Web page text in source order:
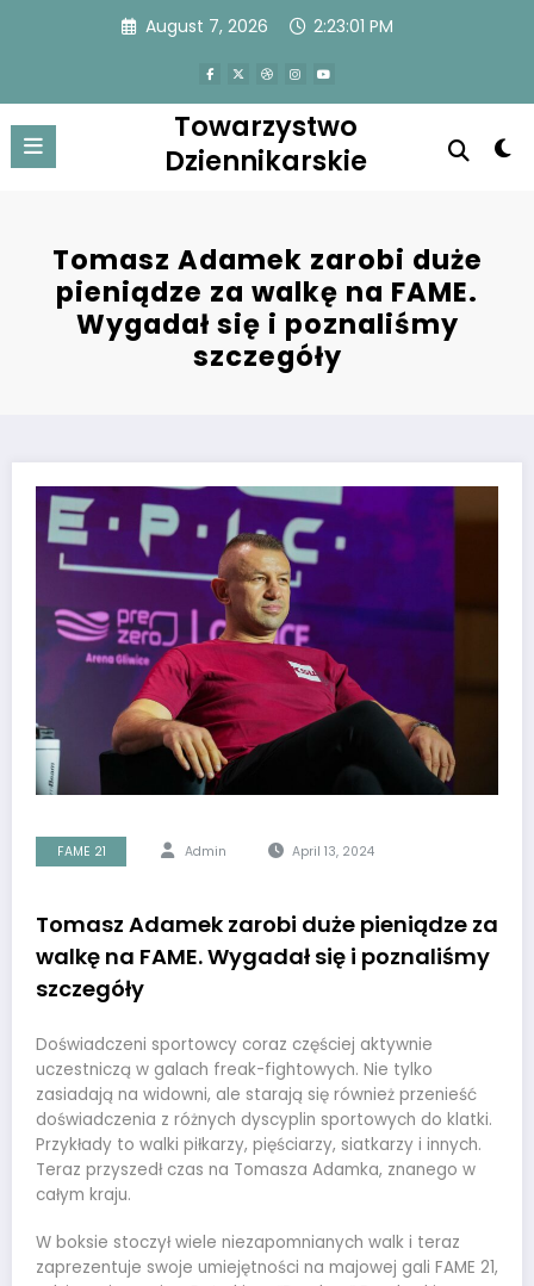
August 7, 2026 2:23:01 PM
Towarzystwo
Dziennikarskie
Tomasz Adamek zarobi duże
pieniądze za walkę na FAME.
Wygadał się i poznaliśmy
szczegóły
FAME 21 Admin April 13, 2024
Tomasz Adamek zarobi duże pieniądze za
walkę na FAME. Wygadał się i poznaliśmy
szczegóły
Doświadczeni sportowcy coraz częściej aktywnie
uczestniczą w galach freak-fightowych. Nie tylko
zasiadają na widowni, ale starają się również przenieść
doświadczenia z różnych dyscyplin sportowych do klatki.
Przykłady to walki piłkarzy, pięściarzy, siatkarzy i innych.
Teraz przyszedł czas na Tomasza Adamka, znanego w
całym kraju.
W boksie stoczył wiele niezapomnianych walk i teraz
zaprezentuje swoje umiejętności na majowej gali FAME 21,